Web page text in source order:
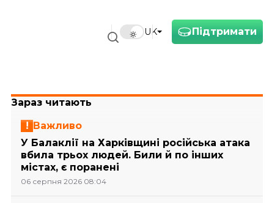
Підтримати
UK
Зараз читають
Важливо
У Балаклії на Харківщині російська атака
вбила трьох людей. Били й по інших
містах, є поранені
06 серпня 2026 08:04